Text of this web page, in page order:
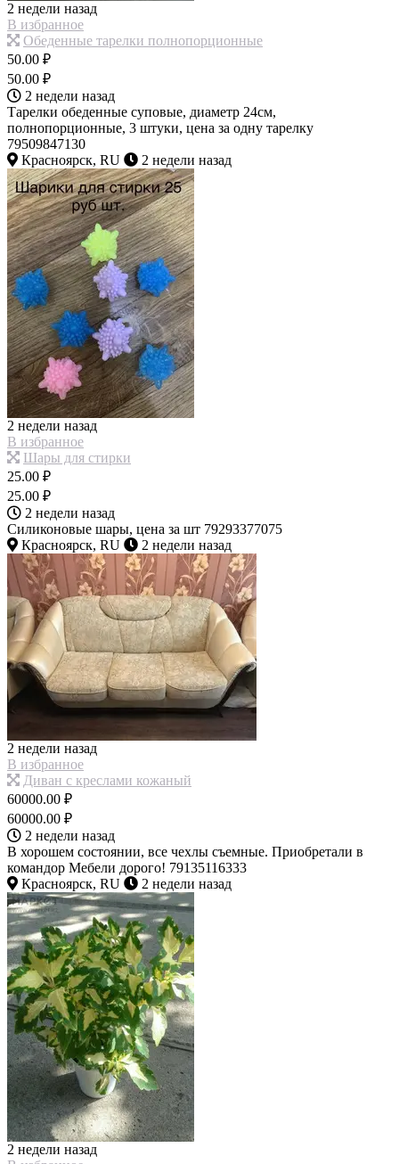
2 недели назад
В избранное
Обеденные тарелки полнопорционные
50.00 ₽
50.00 ₽
2 недели назад
Тарелки обеденные суповые, диаметр 24см,
полнопорционные, 3 штуки, цена за одну тарелку
79509847130
Красноярск, RU
2 недели назад
2 недели назад
В избранное
Шары для стирки
25.00 ₽
25.00 ₽
2 недели назад
Силиконовые шары, цена за шт 79293377075
Красноярск, RU
2 недели назад
2 недели назад
В избранное
Диван с креслами кожаный
60000.00 ₽
60000.00 ₽
2 недели назад
В хорошем состоянии, все чехлы съемные. Приобретали в
командор Мебели дорого! 79135116333
Красноярск, RU
2 недели назад
2 недели назад